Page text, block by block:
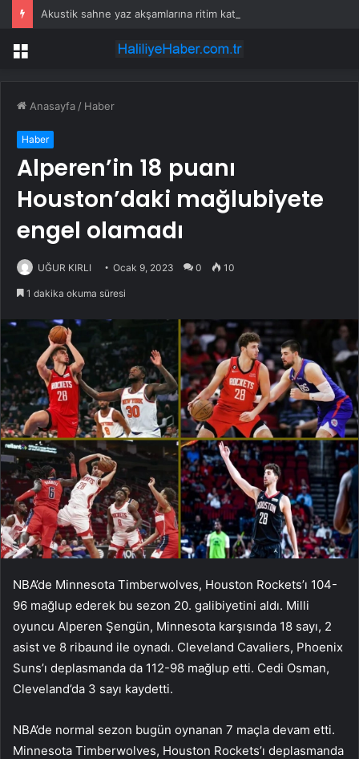
Akustik sahne yaz akşamlarına ritim katıyor
Menü
Anasayfa / Haber
Haber
Alperen’in 18 puanı
Houston’daki mağlubiyete
engel olamadı
UĞUR KIRLI Ocak 9, 2023 0 10
1 dakika okuma süresi
NBA’de Minnesota Timberwolves, Houston Rockets’ı 104-
96 mağlup ederek bu sezon 20. galibiyetini aldı. Milli
oyuncu Alperen Şengün, Minnesota karşısında 18 sayı, 2
asist ve 8 ribaund ile oynadı. Cleveland Cavaliers, Phoenix
Suns’ı deplasmanda da 112-98 mağlup etti. Cedi Osman,
Cleveland’da 3 sayı kaydetti.
NBA’de normal sezon bugün oynanan 7 maçla devam etti.
Minnesota Timberwolves, Houston Rockets’ı deplasmanda